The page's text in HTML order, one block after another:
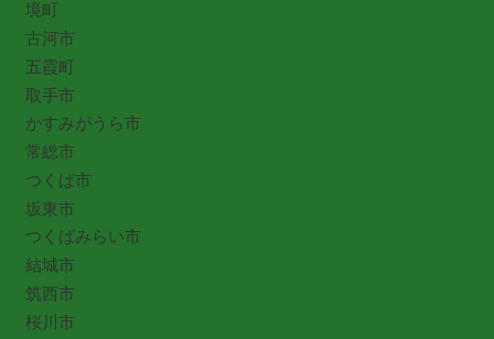
境町
古河市
五霞町
取手市
かすみがうら市
常総市
つくば市
坂東市
つくばみらい市
結城市
筑西市
桜川市